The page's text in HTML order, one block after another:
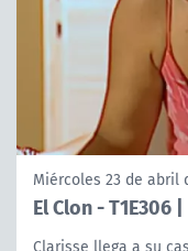
Miércoles 23 de abril
El Clon - T1E306
Clarisse llega a su